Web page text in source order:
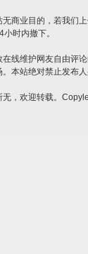
无商业目的，若我们
小时内撤下。
在线维护网友自由评
。本站绝对禁止发布
无，欢迎转载。